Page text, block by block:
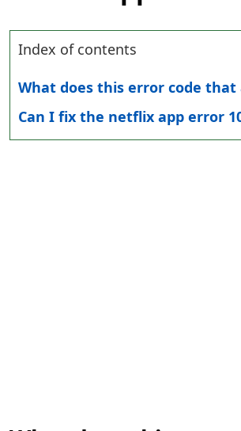
Index of contents
What does this error code
Can I fix the netflix app error